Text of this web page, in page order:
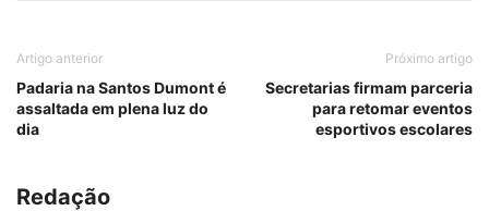
Artigo anterior
Padaria na Santos Dumont é
assaltada em plena luz do
dia
Próximo artigo
Secretarias firmam parceria
para retomar eventos
esportivos escolares
Redação